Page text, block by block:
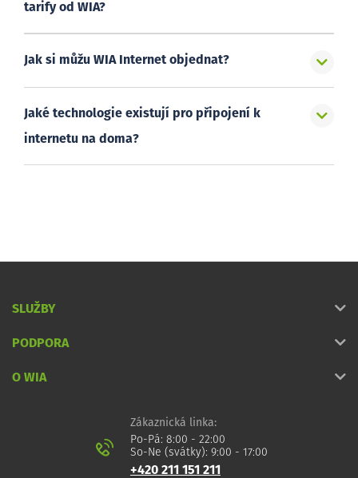
tarify od WIA?
Jak si můžu WIA Internet objednat?
Jaké technologie existují pro připojení k
internetu na doma?
SLUŽBY
PODPORA
O WIA
Zákaznická linka:
Po-Pá: 8:00 - 22:00
So-Ne (svátky): 9:00 - 17:00
+420 211 151 211